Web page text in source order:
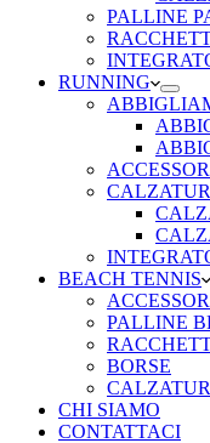
PALLINE
RUNNING
BEACH TENNIS
PALLINE
BORSE
CHI SIAMO
CONTATTACI